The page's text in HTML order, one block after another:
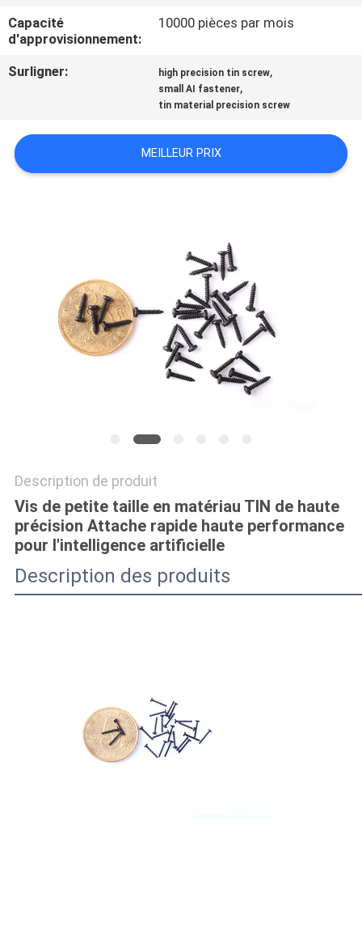
CONTACTEZ-
NOUS
DEMANDEZ
UNE
POLITIQUE
Capacité
d'approvisionnement:
10000 pièces par mois
Surligner: high precision tin screw,
small AI fastener,
tin material precision screw
MEILLEUR PRIX
Description de produit
Vis de petite taille en matériau TIN de haute
précision Attache rapide haute performance
pour l'intelligence artificielle
Description des produits